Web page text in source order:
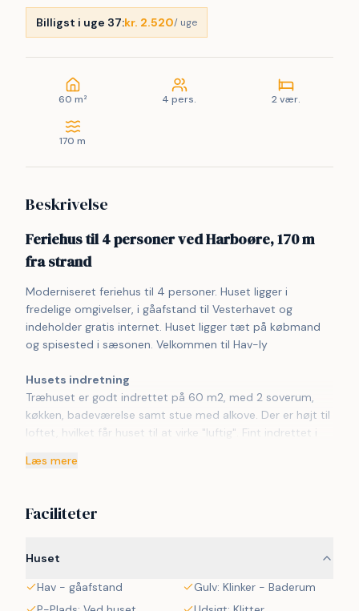
Billigst i uge 37:kr. 2.520/ uge
60 m² 4 pers. 2 vær.
170 m
Beskrivelse
Feriehus til 4 personer ved Harboøre, 170 m
fra strand
Moderniseret feriehus til 4 personer. Huset ligger i
fredelige omgivelser, i gåafstand til Vesterhavet og
indeholder gratis internet. Huset ligger tæt på købmand
og spisested i sæsonen. Velkommen til Hav-ly
Husets indretning
Træhuset er godt indrettet på 60 m2, med 2 soverum,
køkken, badeværelse samt stue med alkove. Der er højt til
loftet, hvilket får huset til at virke "luftig". Fint indrettet i
og tyske programmer samt mulighed for streaming af TV
strømforbruget. Den hyggelige spisekrog indeholder pænt
opvaskemaskine, keramisk komfur, emhætte, køleskab
med toilet, håndvask, bruseniche, vaskemaskine og
Læs mere
Faciliteter
Huset
Hav - gåafstand
Gulv: Klinker - Baderum